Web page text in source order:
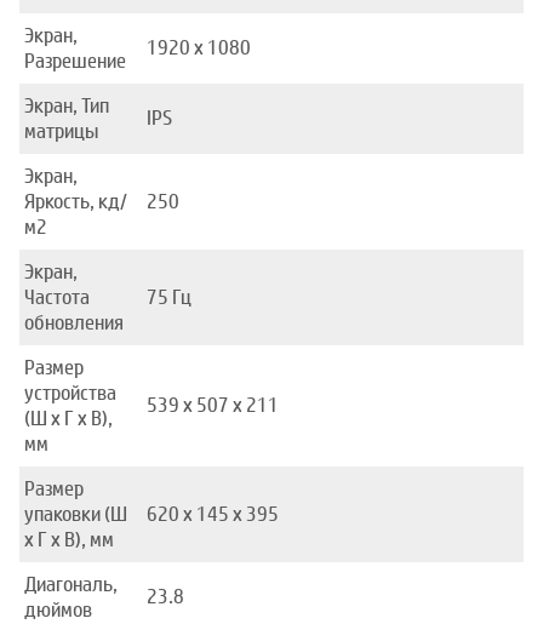
Экран,
Разрешение
1920 x 1080
Экран, Тип
матрицы
IPS
Экран,
Яркость, кд/
м2
250
Экран,
Частота
обновления
75 Гц
Размер
устройства
(Ш x Г x В),
мм
539 x 507 x 211
Размер
упаковки (Ш
x Г x В), мм
620 x 145 x 395
Диагональ,
дюймов
23.8